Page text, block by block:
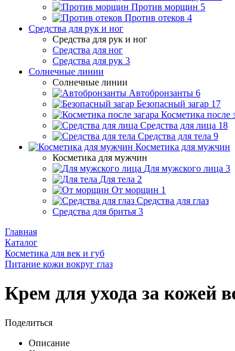
Против морщин 5
Против отеков 4
Средства для рук и ног
Средства для рук и ног
Средства для ног
Средства для рук 3
Солнечные линии
Солнечные линии
Автобронзанты 6
Безопасный загар 17
Косметика после
Средства для лица 18
Средства для тела 9
Косметика для мужчин
Косметика для мужчин
Для мужского лица 3
Для тела 2
От морщин 1
Средства для глаз
Средства для бритья 3
Главная
Каталог
Косметика для век и губ
Питание кожи вокруг глаз
Крем для ухода за кожей
Поделиться
Описание